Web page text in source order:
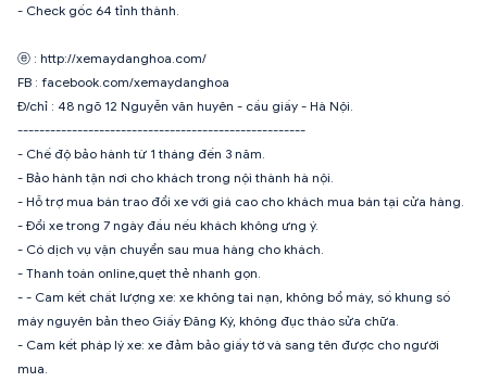
- Check gốc 64 tỉnh thành.
ⓔ : http://xemaydanghoa.com/
FB : facebook.com/xemaydanghoa
Đ/chỉ : 48 ngõ 12 Nguyễn văn huyên - cầu giấy - Hà Nội.
-----------------------------------------------------
- Chế độ bảo hành từ 1 tháng đến 3 năm.
- Bảo hành tận nơi cho khách trong nội thành hà nội.
- Hỗ trợ mua bán trao đổi xe với giá cao cho khách mua bán tại cửa hàng.
- Đổi xe trong 7 ngày đầu nếu khách không ưng ý.
- Có dịch vụ vận chuyển sau mua hàng cho khách.
- Thanh toán online,quẹt thẻ nhanh gọn.
- - Cam kết chất lượng xe: xe không tai nạn, không bổ máy, số khung số
máy nguyên bản theo Giấy Đăng Ký, không đục tháo sửa chữa.
- Cam kết pháp lý xe: xe đảm bảo giấy tờ và sang tên được cho người
mua.